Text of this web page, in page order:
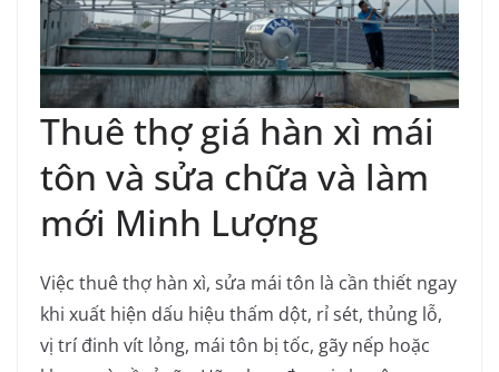
Thuê thợ giá hàn xì mái
tôn và sửa chữa và làm
mới Minh Lượng
Việc thuê thợ hàn xì, sửa mái tôn là cần thiết ngay
khi xuất hiện dấu hiệu thấm dột, rỉ sét, thủng lỗ,
vị trí đinh vít lỏng, mái tôn bị tốc, gãy nếp hoặc